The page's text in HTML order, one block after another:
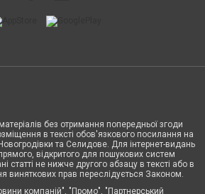
без отримання попередньої згоди
в тексті обов'язкового посилання на
та Селидове. Для інтернет-видань
відкритого для пошукових систем
статті не нижче другого абзацу в тексті або в
виняткових прав переслідується Законом.
компаній", "Промо", "Партнерський